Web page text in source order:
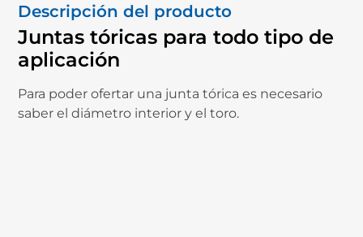
Descripción del producto
Juntas tóricas para todo tipo de
aplicación
Para poder ofertar una junta tórica es necesario
saber el diámetro interior y el toro.